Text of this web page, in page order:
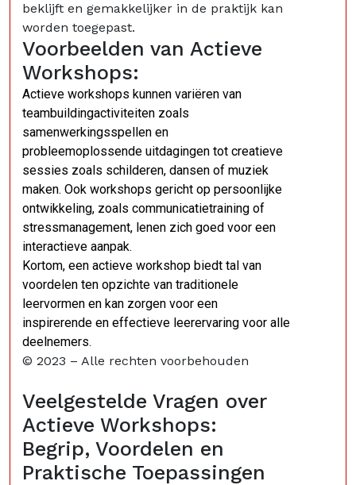
beklijft en gemakkelijker in de praktijk kan
worden toegepast.
Voorbeelden van Actieve
Workshops:
Actieve workshops kunnen variëren van
teambuildingactiviteiten zoals
samenwerkingsspellen en
probleemoplossende uitdagingen tot creatieve
sessies zoals schilderen, dansen of muziek
maken. Ook workshops gericht op persoonlijke
ontwikkeling, zoals communicatietraining of
stressmanagement, lenen zich goed voor een
interactieve aanpak.
Kortom, een actieve workshop biedt tal van
voordelen ten opzichte van traditionele
leervormen en kan zorgen voor een
inspirerende en effectieve leerervaring voor alle
deelnemers.
© 2023 – Alle rechten voorbehouden
Veelgestelde Vragen over
Actieve Workshops:
Begrip, Voordelen en
Praktische Toepassingen